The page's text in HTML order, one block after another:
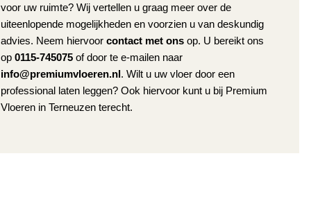
voor uw ruimte? Wij vertellen u graag meer over de
uiteenlopende mogelijkheden en voorzien u van deskundig
advies. Neem hiervoor contact met onsop. U bereikt ons
op 0115-745075of door te e-mailen naar
info@premiumvloeren.nl. Wilt u uw vloer door een
professional laten leggen? Ook hiervoor kunt u bij Premium
Vloeren in Terneuzen terecht.